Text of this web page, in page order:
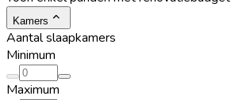
Kamers
Aantal slaapkamers
Minimum
Maximum